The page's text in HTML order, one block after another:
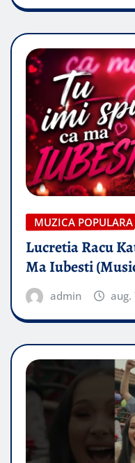
MUZICA POPULARA
Lucretia Racu
Ma Iubesti
admin aug.